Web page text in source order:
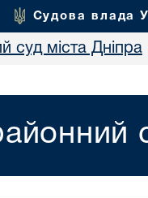
Судова влада
суд міста Дніпра